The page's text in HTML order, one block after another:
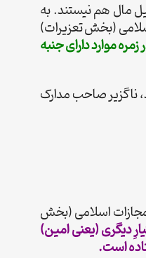
مال هم نیستند. به
قرار گیرد. از این رو، در ماده 674 قانون مجازات اسلامی (بخش تعزیرات)
موارد دارای جنبه
ناگزیر صاحب مدارک
نبودنِ عدم استرداد مدارک هویتی است. برخی به استناد اطلاق ماده 674 قانون مجازات اسلامی (بخش
دیگری (یعنی امین)
است.